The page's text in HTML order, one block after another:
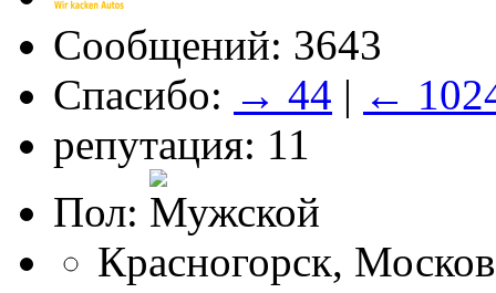
Сообщений: 3643
Спасибо: → 44 | ←
репутация: 11
Пол:
Красногорск,